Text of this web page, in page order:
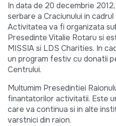
In data de 20 decembrie
serbare a Craciunului in cadrul
Activitatea va fi organizata
Presedinte Vitalie Rotaru si
MISSIA si LDS Charities. In
un program festiv cu donatii
Centrului.
Multumim Presedintiei
finantatorilor activitatii. Este
care va continua si in alte
varstnici din raion.